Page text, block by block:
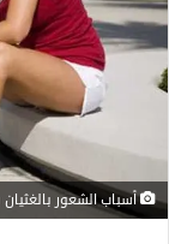
أسباب الشعور